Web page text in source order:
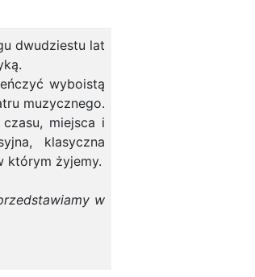
dwudziestu lat
wyboistą
muzycznego.
miejsca i
klasyczna
którym żyjemy.
w